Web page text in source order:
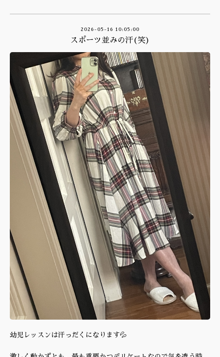
2026-05-16 10:05:00
スポーツ並みの汗(笑)
幼児レッスンは汗っだくになります💦